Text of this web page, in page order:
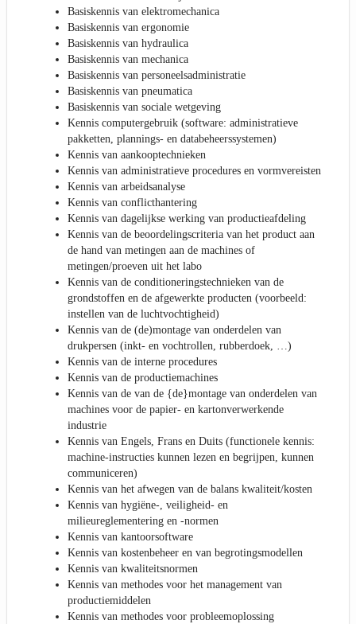
Basiskennis van elektromechanica
Basiskennis van ergonomie
Basiskennis van hydraulica
Basiskennis van mechanica
Basiskennis van personeelsadministratie
Basiskennis van pneumatica
Basiskennis van sociale wetgeving
Kennis computergebruik (software: administratieve
pakketten, plannings- en databeheerssystemen)
Kennis van aankooptechnieken
Kennis van administratieve procedures en vormvereisten
Kennis van arbeidsanalyse
Kennis van conflicthantering
Kennis van dagelijkse werking van productieafdeling
Kennis van de beoordelingscriteria van het product aan
de hand van metingen aan de machines of
metingen/proeven uit het labo
Kennis van de conditioneringstechnieken van de
grondstoffen en de afgewerkte producten (voorbeeld:
instellen van de luchtvochtigheid)
Kennis van de (de)montage van onderdelen van
drukpersen (inkt- en vochtrollen, rubberdoek, …)
Kennis van de interne procedures
Kennis van de productiemachines
Kennis van de van de {de}montage van onderdelen van
machines voor de papier- en kartonverwerkende
industrie
Kennis van Engels, Frans en Duits (functionele kennis:
machine-instructies kunnen lezen en begrijpen, kunnen
communiceren)
Kennis van het afwegen van de balans kwaliteit/kosten
Kennis van hygiëne-, veiligheid- en
milieureglementering en -normen
Kennis van kantoorsoftware
Kennis van kostenbeheer en van begrotingsmodellen
Kennis van kwaliteitsnormen
Kennis van methodes voor het management van
productiemiddelen
Kennis van methodes voor probleemoplossing